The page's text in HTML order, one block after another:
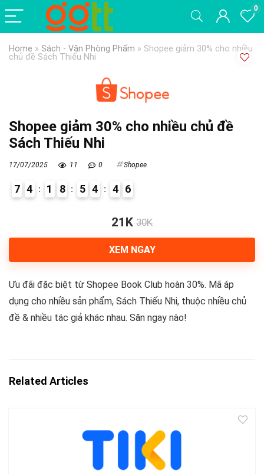
0
Home » Sách - Văn Phòng Phẩm » Shopee giảm 30% cho nhiều
chủ đề Sách Thiếu Nhi
Shopee giảm 30% cho nhiều chủ đề
Sách Thiếu Nhi
17/07/2025 11 0 Shopee
7 4 1 8 5 4 4 5
6
21K 30K
XEM NGAY
Ưu đãi đặc biệt từ Shopee Book Club hoàn 30%. Mã áp
dụng cho nhiều sản phẩm, Sách Thiếu Nhi, thuộc nhiều chủ
đề & nhiều tác giả khác nhau. Săn ngay nào!
Related Articles